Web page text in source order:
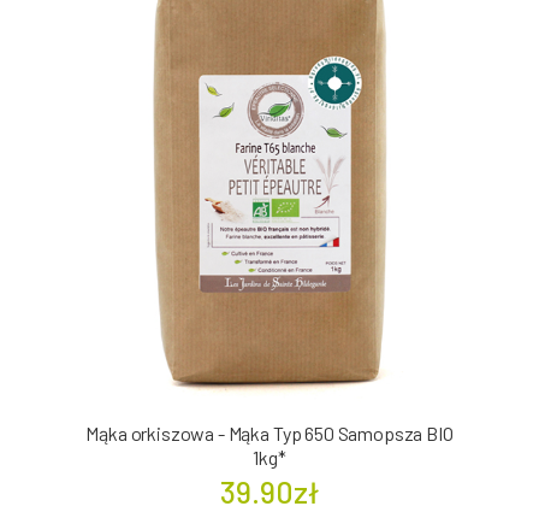
Mąka orkiszowa - Mąka Typ 650 Samopsza BIO
1kg*
39.90zł